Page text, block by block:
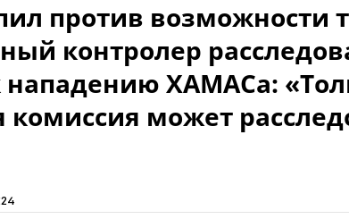
против возможности
контролер
ХАМАСа:
комиссия может